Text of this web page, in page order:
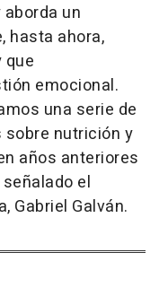
un
hasta ahora,
que
emocional.
una serie de
nutrición y
años anteriores
señalado el
Gabriel Galván.